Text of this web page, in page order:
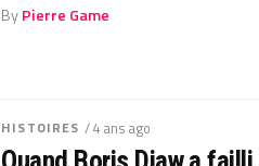
ByPierre Game
HISTOIRES / 4 ans ago